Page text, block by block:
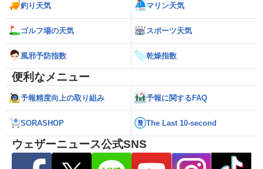
釣り天気 マリン天気
ゴルフ場の天気 スポーツ天気
風邪予防指数 乾燥指数
便利なメニュー
予報精度向上の取り組み 予報に関するFAQ
SORASHOP The Last 10-second
ウェザーニュース公式SNS